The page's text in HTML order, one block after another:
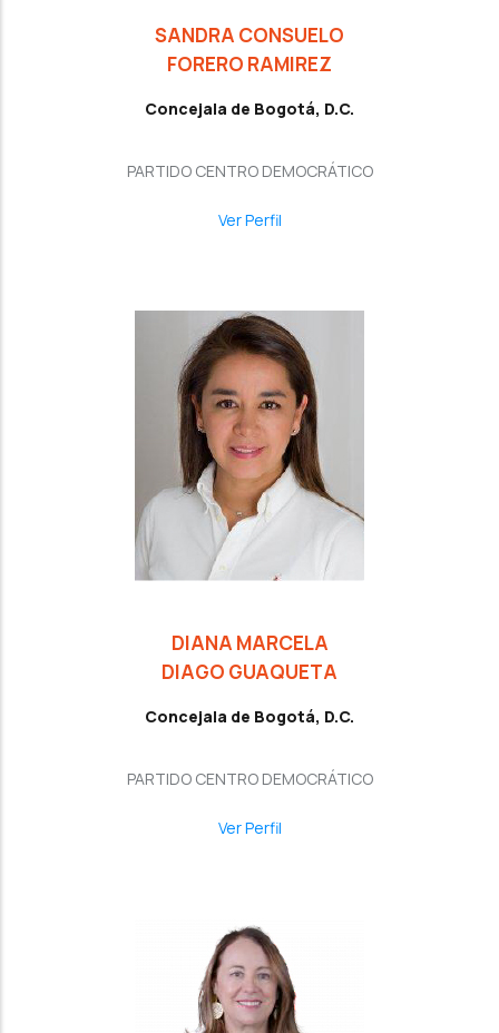
SANDRA CONSUELO
FORERO RAMIREZ
Concejala de Bogotá, D.C.
PARTIDO CENTRO DEMOCRÁTICO
Ver Perfil
DIANA MARCELA
DIAGO GUAQUETA
Concejala de Bogotá, D.C.
PARTIDO CENTRO DEMOCRÁTICO
Ver Perfil